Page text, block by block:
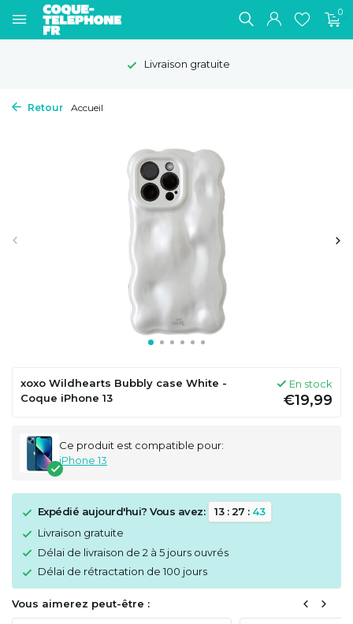
0
Livraison gratuite
Retour Accueil
xoxo Wildhearts Bubbly case White -
Coque iPhone 13
En stock
€19,99
Ce produit est compatible pour:
iPhone 13
Expédié aujourd'hui? Vous avez: 13:27 : 43
Livraison gratuite
Délai de livraison de 2 à 5 jours ouvrés
Délai de rétractation de 100 jours
Vous aimerez peut-être :